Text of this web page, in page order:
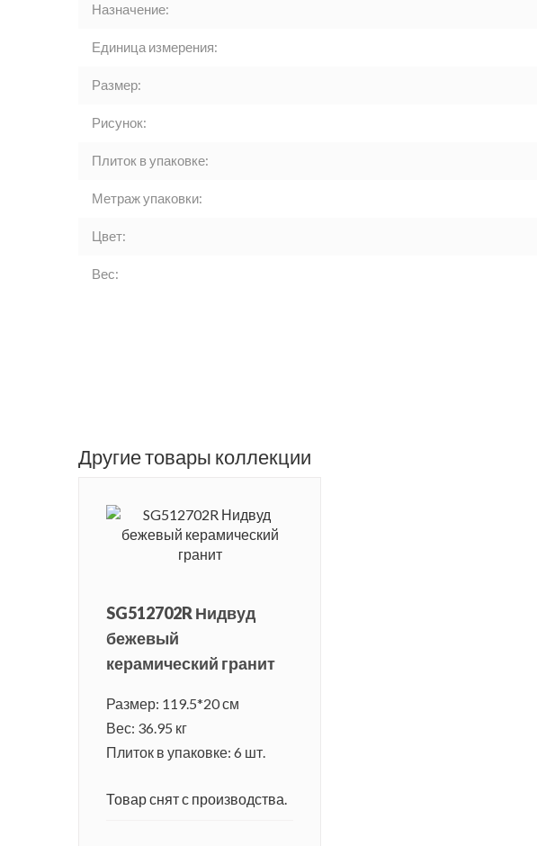
Назначение:
Единица измерения:
Размер:
Рисунок:
Плиток в упаковке:
Метраж упаковки:
Цвет:
Вес:
Другие товары коллекции
SG512702R Нидвуд
бежевый
керамический гранит
Размер: 119.5*20 см
Вес: 36.95 кг
Плиток в упаковке: 6 шт.
Товар снят с производства.